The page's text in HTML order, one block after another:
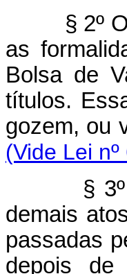
§ 2º
as
Bolsa de
títulos.
gozem, ou
(Vide Lei
§
demais
passadas
depois de